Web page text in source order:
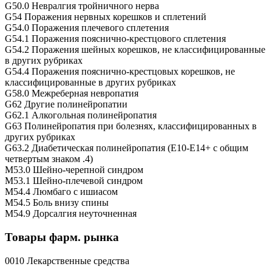
G50.0 Невралгия тройничного нерва
G54 Поражения нервных корешков и сплетений
G54.0 Поражения плечевого сплетения
G54.1 Поражения пояснично-крестцового сплетения
G54.2 Поражения шейных корешков, не классифицированные
в других рубриках
G54.4 Поражения пояснично-крестцовых корешков, не
классифицированные в других рубриках
G58.0 Межреберная невропатия
G62 Другие полинейропатии
G62.1 Алкогольная полинейропатия
G63 Полинейропатия при болезнях, классифицированных в
других рубриках
G63.2 Диабетическая полинейропатия (E10-E14+ с общим
четвертым знаком .4)
M53.0 Шейно-черепной синдром
M53.1 Шейно-плечевой синдром
M54.4 Люмбаго с ишиасом
M54.5 Боль внизу спины
M54.9 Дорсалгия неуточненная
Товары фарм. рынка
0010 Лекарственные средства